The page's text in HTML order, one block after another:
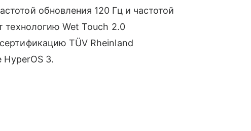
обновления 120 Гц и частотой
технологию Wet Touch 2.0
TÜV Rheinland
HyperOS 3.